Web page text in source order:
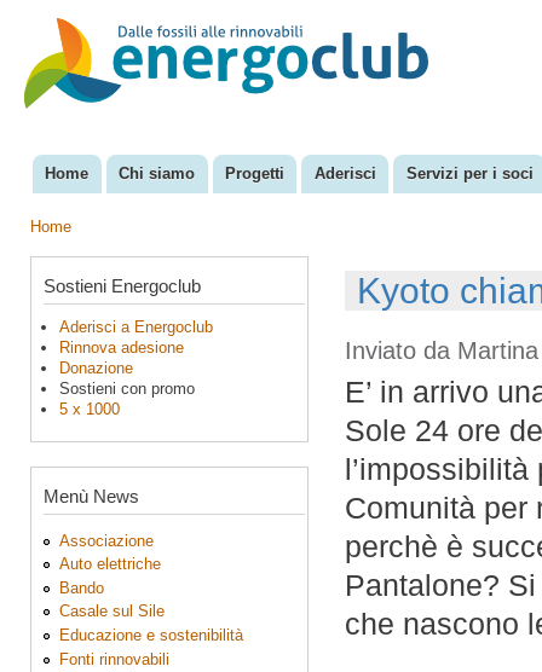
EnergoClub
per la
riconversione
del sistema
Menu principale
Home Chi siamo Progetti Aderisci Servizi per i soci
Home
Sostieni Energoclub
Aderisci a Energoclub
Rinnova adesione
Donazione
Sostieni con promo
5 x 1000
Menù News
Associazione
Auto elettriche
Bando
Casale sul Sile
Educazione e sostenibilità
Fonti rinnovabili
Kyoto
Inviato da
E’ in arrivo
Sole 24 ore
Comunità per
perchè è
Pantalone?
che nascono